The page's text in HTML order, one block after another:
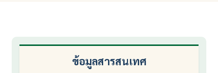
ข้อมูลสารสนเทศ